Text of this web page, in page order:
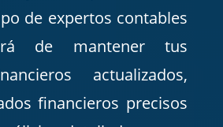
de expertos contables
de mantener tus
actualizados,
financieros precisos